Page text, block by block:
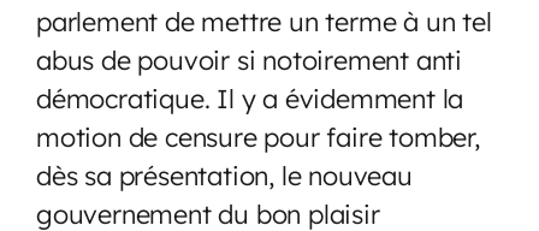
parlement de mettre un terme à un tel
abus de pouvoir si notoirement anti
démocratique. Il y a évidemment la
motion de censure pour faire tomber,
dès sa présentation, le nouveau
gouvernement du bon plaisir